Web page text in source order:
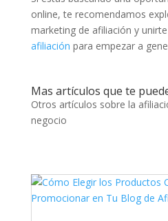
online, te recomendamos
marketing de afiliación y
afiliación para empezar a
Mas artículos que te
Otros artículos sobre la
negocio